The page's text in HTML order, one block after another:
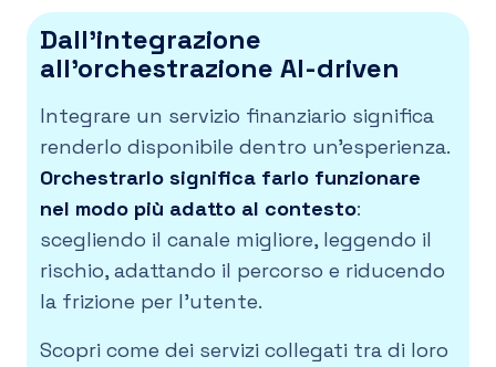
Dall’integrazione
all’orchestrazione AI-driven
Integrare un servizio finanziario significa
renderlo disponibile dentro un’esperienza.
Orchestrarlo significa farlo funzionare
nel modo più adatto al contesto:
scegliendo il canale migliore, leggendo il
rischio, adattando il percorso e riducendo
la frizione per l’utente.
Scopri come dei servizi collegati tra di loro